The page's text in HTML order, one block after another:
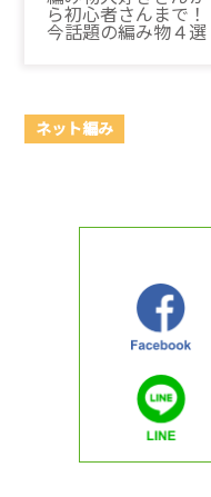
ら初心者さんまで！
今話題の編み物４選
ネット編み